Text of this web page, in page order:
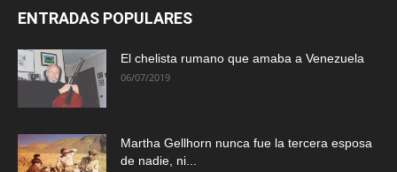
ENTRADAS POPULARES
El chelista rumano que amaba a Venezuela
06/07/2019
Martha Gellhorn nunca fue la tercera esposa
de nadie, ni...